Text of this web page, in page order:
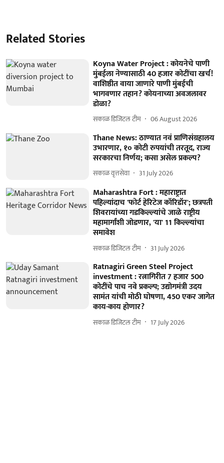
Related Stories
Koyna Water Project : कोयनेचे पाणी
मुंबईला नेण्यासाठी 40 हजार कोटींचा खर्च!
वाशिष्ठीत वाया जाणारे पाणी मुंबईची
भागवणार तहान? कोयनाच्या अवजलावर
डोळा?
सकाळ डिजिटल टीम 06 August 2026
Thane News: ठाण्यात नवं प्राणिसंग्रहालय
उभारणार, १० कोटी रुपयांची तरतूद, राज्य
सरकारचा निर्णय; कसा असेल प्रकल्प?
सकाळ वृत्तसेवा 31 July 2026
Maharashtra Fort : महाराष्ट्रात
पहिल्यांदाच 'फोर्ट हेरिटेज कॉरिडॉर'; छत्रपती
शिवरायांच्या गडकिल्ल्यांचे जाळे राष्ट्रीय
महामार्गांशी जोडणार, 'या' 11 किल्ल्यांचा
समावेश
सकाळ डिजिटल टीम 31 July 2026
Ratnagiri Green Steel Project
investment : रत्नागिरीत 7 हजार 500
कोटींचे पाच नवे प्रकल्प; उद्योगमंत्री उदय
सामंत यांची मोठी घोषणा, 450 एकर जागेत
काय-काय होणार?
सकाळ डिजिटल टीम 17 July 2026